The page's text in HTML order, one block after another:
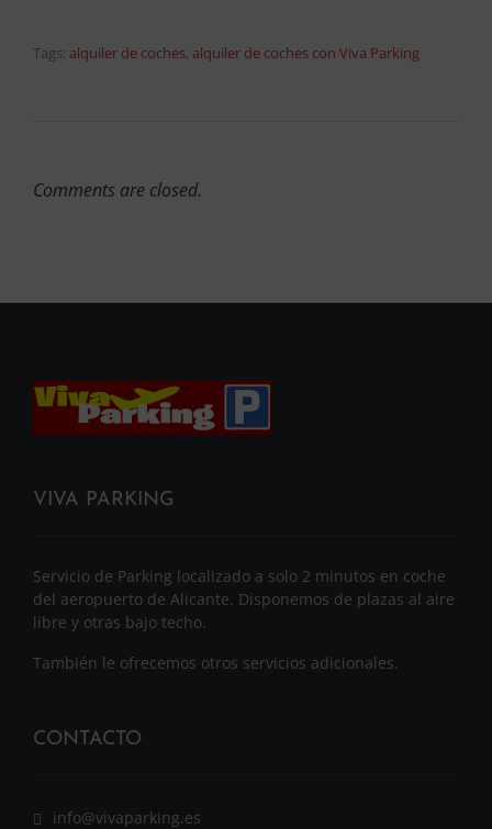
Tags: alquiler de coches, alquiler de coches con Viva Parking
Comments are closed.
VIVA PARKING
Servicio de Parking localizado a solo 2 minutos en coche
del aeropuerto de Alicante. Disponemos de plazas al aire
libre y otras bajo techo.
También le ofrecemos otros servicios adicionales.
CONTACTO
info@vivaparking.es